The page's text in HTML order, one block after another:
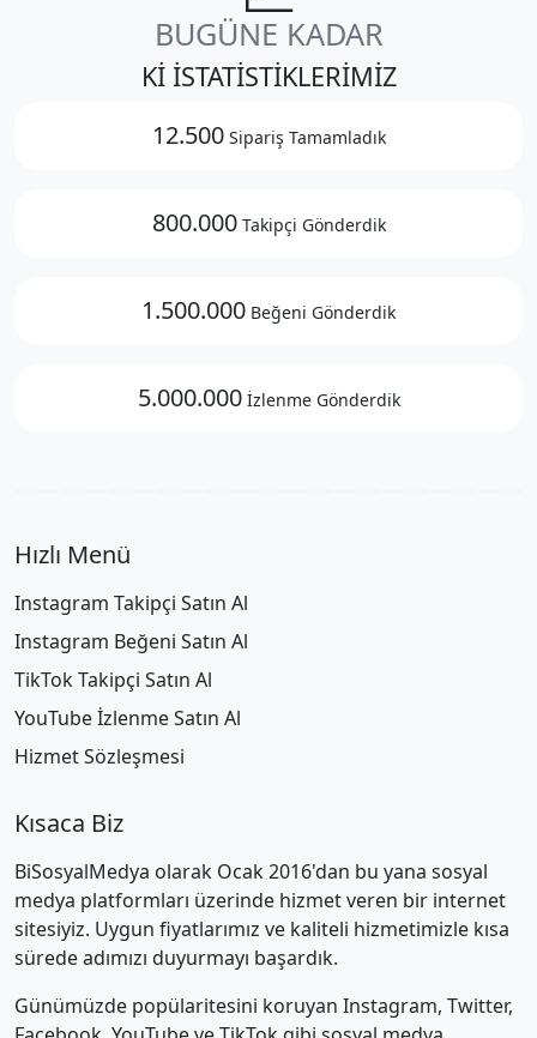
BUGÜNE KADAR
Kİ İSTATİSTİKLERİMİZ
12.500 Sipariş Tamamladık
800.000 Takipçi Gönderdik
1.500.000 Beğeni Gönderdik
5.000.000 İzlenme Gönderdik
Hızlı Menü
Instagram Takipçi Satın Al
Instagram Beğeni Satın Al
TikTok Takipçi Satın Al
YouTube İzlenme Satın Al
Hizmet Sözleşmesi
Kısaca Biz
BiSosyalMedya olarak Ocak 2016'dan bu yana sosyal
medya platformları üzerinde hizmet veren bir internet
sitesiyiz. Uygun fiyatlarımız ve kaliteli hizmetimizle kısa
sürede adımızı duyurmayı başardık.
Günümüzde popülaritesini koruyan Instagram, Twitter,